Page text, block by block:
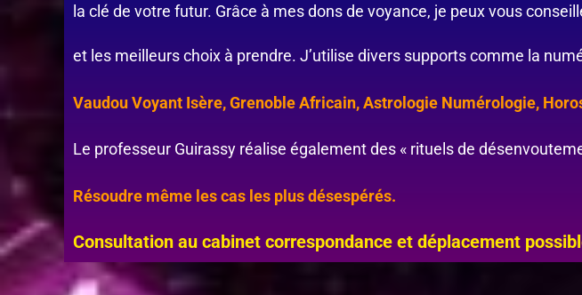
la clé de votre futur. Grâce à mes dons de voyance, je peux vous
et les meilleurs choix à prendre. J’utilise divers supports comme la
Vaudou Voyant Isère, Grenoble Africain, Astrologie Numérologie,
Le professeur Guirassy réalise également des « rituels de
Résoudre même les cas les plus désespérés.
Consultation au cabinet correspondance et déplacement